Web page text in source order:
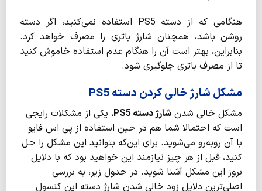
هنگامی که از دسته PS5 استفاده نمی‌کنید، اگر دسته
روشن باشد، همچنان شارژ باتری را مصرف خواهد کرد.
بنابراین، بهتر است آن را هنگام عدم استفاده خاموش کنید
تا از مصرف باتری جلوگیری شود.
مشکل شارژ خالی کردن دسته PS5
مشکل خالی شدن شارژ دستهPS5، یکی از مشکلات رایجی
است که احتمالا شما هم در حین استفاده از پی اس فایو
با آن روبه‌رو می‌شوید. برای این‌که بتوانید این مشکل را حل
کنید، قبل از هر چیز نیازمند این خواهید بود که با دلایل
بروز این مشکل آشنا شوید. در جدول زیر، به بررسی
اصلی‌ترین دلایل زود خالی شدن شارژ دسته این کنسول